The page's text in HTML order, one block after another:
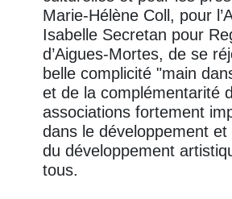
Marie-Hélène Coll, pour
Isabelle Secretan pour
d’Aigues-Mortes, de se
belle complicité "main
et de la complémentarité
associations fortement
dans le développement et
du développement
tous.